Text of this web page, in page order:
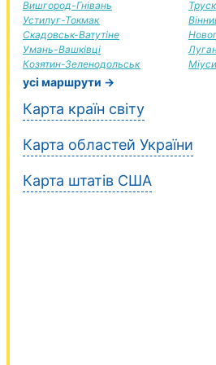
Вишгород-Гнівань
Устилуг-Токмак
Скадовськ-Ватутіне
Умань-Вашківці
Козятин-Зеленодольськ
усі маршрути →
Карта країн світу
Карта областей України
Карта штатів США